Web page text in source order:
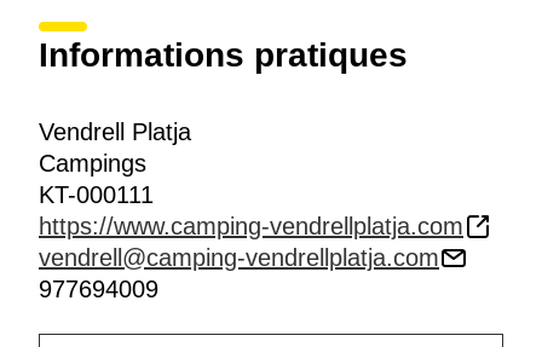
Informations pratiques
Vendrell Platja
Campings
KT-000111
https://www.camping-vendrellplatja.com
vendrell@camping-vendrellplatja.com
977694009